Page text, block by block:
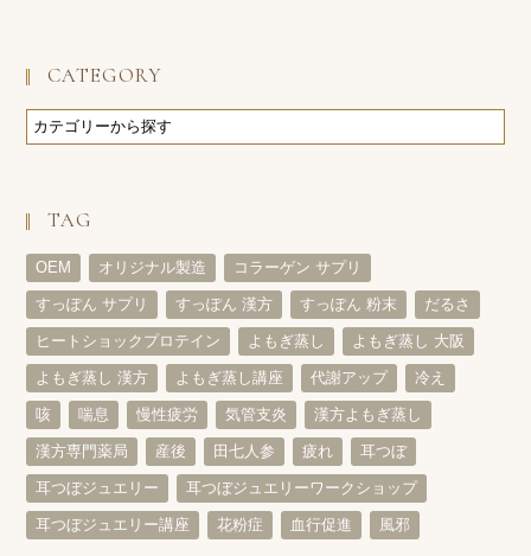
CATEGORY
TAG
OEM オリジナル製造 コラーゲン サプリ
すっぽん サプリ すっぽん 漢方 すっぽん 粉末 だるさ
ヒートショックプロテイン よもぎ蒸し よもぎ蒸し 大阪
よもぎ蒸し 漢方 よもぎ蒸し講座 代謝アップ 冷え
咳 喘息 慢性疲労 気管支炎 漢方よもぎ蒸し
漢方専門薬局 産後 田七人参 疲れ 耳つぼ
耳つぼジュエリー 耳つぼジュエリーワークショップ
耳つぼジュエリー講座 花粉症 血行促進 風邪